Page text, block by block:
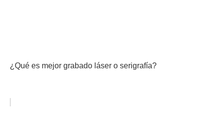
¿Qué es mejor grabado láser o serigrafía?